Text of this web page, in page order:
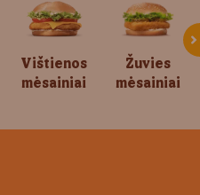
Vištienos
mėsainiai
Žuvies
mėsainiai